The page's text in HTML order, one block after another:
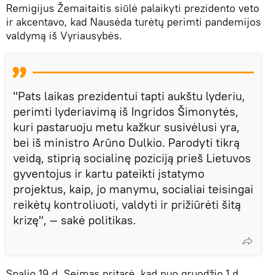
Remigijus Žemaitaitis siūlė palaikyti prezidento veto
ir akcentavo, kad Nausėda turėtų perimti pandemijos
valdymą iš Vyriausybės.
"Pats laikas prezidentui tapti aukštu lyderiu,
perimti lyderiavimą iš Ingridos Šimonytės,
kuri pastaruoju metu kažkur susivėlusi yra,
bei iš ministro Arūno Dulkio. Parodyti tikrą
veidą, stiprią socialinę poziciją prieš Lietuvos
gyventojus ir kartu pateikti įstatymo
projektus, kaip, jo manymu, socialiai teisingai
reikėtų kontroliuoti, valdyti ir prižiūrėti šitą
krizę", — sakė politikas.